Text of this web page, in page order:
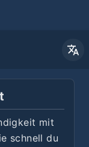
mit
schnell du